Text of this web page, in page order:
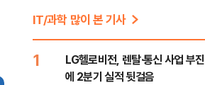
IT/과학 많이 본 기사
1
LG헬로비전, 렌탈·통신 사업 부진
에 2분기 실적 뒷걸음